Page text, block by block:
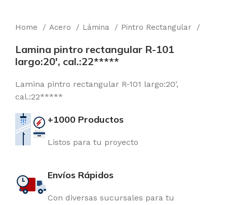
Home Acero Lámina Pintro Rectangular
Lamina pintro rectangular R-101
largo:20′, cal.:22*****
Lamina pintro rectangular R-101 largo:20′,
cal.:22*****
+1000 Productos
Listos para tu proyecto
Envíos Rápidos
Con diversas sucursales para tu